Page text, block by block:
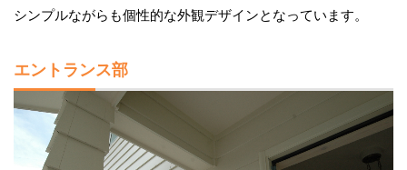
シンプルながらも個性的な外観デザインとなっています。
エントランス部